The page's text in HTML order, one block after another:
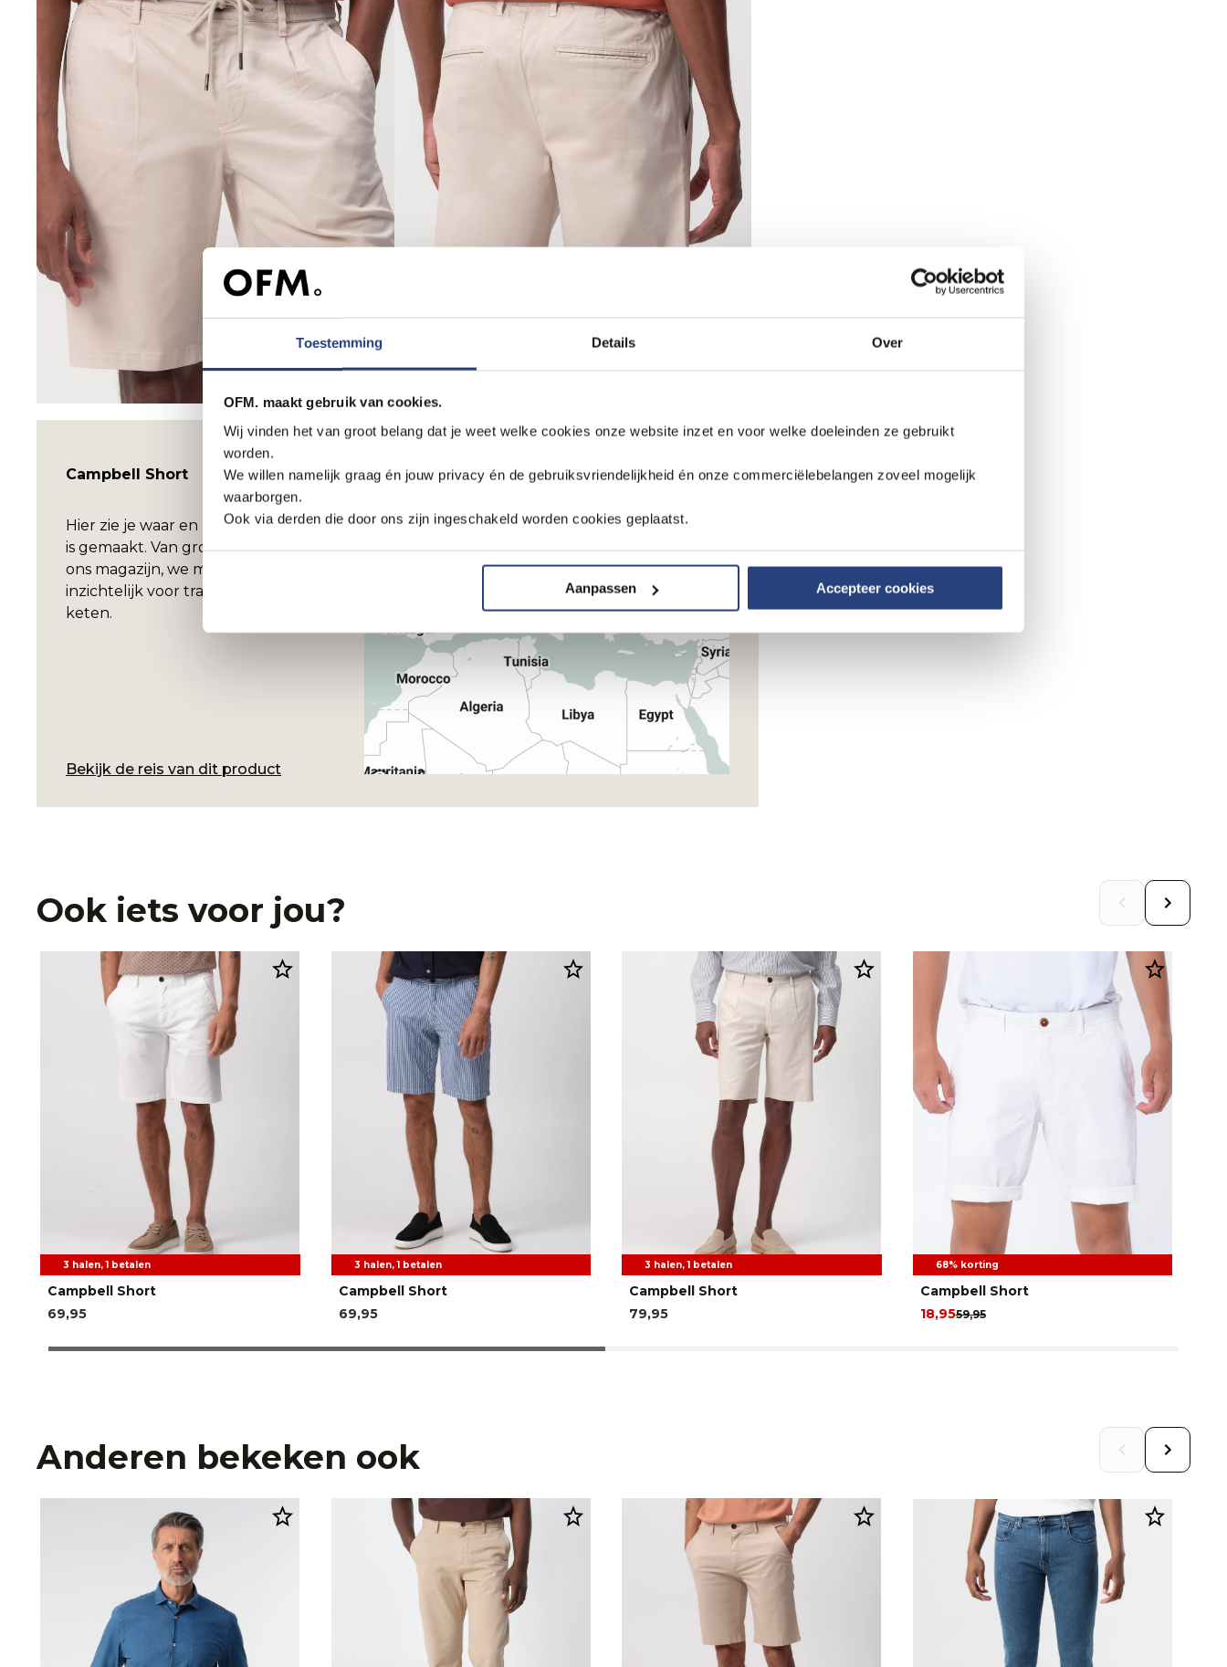
Toestemming Details Over
OFM. maakt gebruik van cookies.
Wij vinden het van groot belang dat je weet welke cookies onze website inzet en voor welke doeleinden ze gebruikt
worden.
We willen namelijk graag én jouw privacy én de gebruiksvriendelijkheid én onze commerciëlebelangen zoveel mogelijk
waarborgen.
Ook via derden die door ons zijn ingeschakeld worden cookies geplaatst.
Aanpassen Accepteer cookies
Campbell Short
Hier zie je waar en hoe jouw kledingstuk
is gemaakt. Van grondstof tot levering in
ons magazijn, we maken de stappen
inzichtelijk voor transparantie binnen de
keten.
Bekijk de reis van dit product
Ook iets voor jou?
3 halen, 1 betalen
Campbell Short
69,95
3 halen, 1 betalen
Campbell Short
69,95
3 halen, 1 betalen
Campbell Short
79,95
68% korting
Campbell Short
59,95
18,95
Anderen bekeken ook